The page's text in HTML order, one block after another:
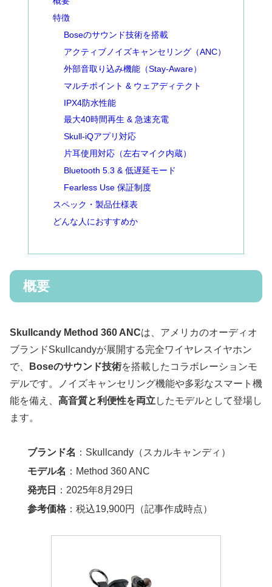
特徴
Boseのサウンド技術を搭載
アクティブノイズキャンセリング（ANC）
外部音取り込み機能（Stay-Aware）
マルチポイント & ウェアディテクト
IPX4防水性能
最大40時間再生 & 急速充電
Skull-iQアプリ対応
片耳使用対応（左右マイク内蔵）
Bluetooth 5.3 & 低遅延モード
Fearless Use 保証制度
スペック・製品仕様表
どんな人におすすめか
概要
Skullcandy Method 360 ANCは、アメリカのオーディオ
ブランドSkullcandyが展開する完全ワイヤレスイヤホン
で、
Boseのサウンド技術を搭載したコラボレーションモ
デルです。ノイズキャンセリング機能や多彩なスマート機
能を備え、 高音質と利便性を両立 したモデルとして登場し
ます。
ブランド名 ：Skullcandy（スカルキャンディ）
モデル名 ：Method 360 ANC
発売日
：2025年8月29日
参考価格 ：税込19,900円（記事作成時点）